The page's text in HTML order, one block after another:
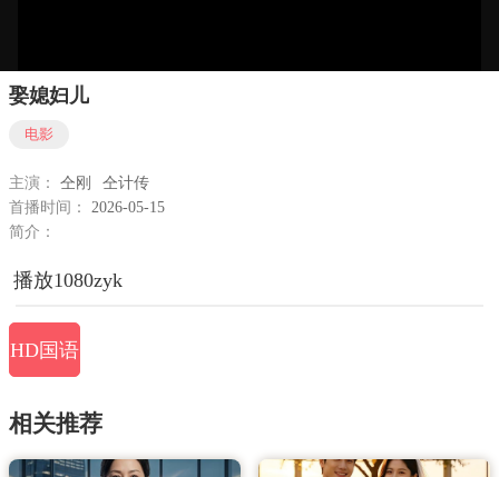
娶媳妇儿
电影
主演： 仝刚
仝计传
首播时间：
2026-05-15
简介：
播放1080zyk
HD国语
相关推荐